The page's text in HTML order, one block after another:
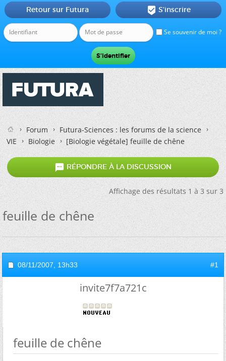
Se souvenir de moi ?
Retour sur Futura  S'inscrire
Forum
Futura-Sciences : les forums de la science
VIE
Biologie [Biologie végétale]feuille de chêne
 RÉPONDRE À LA DISCUSSION
Affichage des résultats 1 à 3 sur 3
feuille de chêne
08/11/2007, 13h33 #1
invite7f7a721c
feuille de chêne